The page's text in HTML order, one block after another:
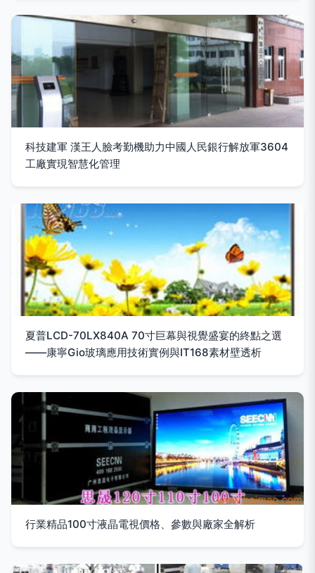
科技建軍 漢王人臉考勤機助力中國人民銀行解放軍3604
工廠實現智慧化管理
夏普LCD-70LX840A 70寸巨幕與視覺盛宴的終點之選
——康寧Gio玻璃應用技術實例與IT168素材壁透析
行業精品100寸液晶電視價格、參數與廠家全解析